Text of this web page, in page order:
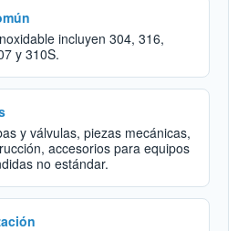
incluyen 304, 316,
y 310S.
y válvulas, piezas mecánicas,
accesorios para equipos
no estándar.